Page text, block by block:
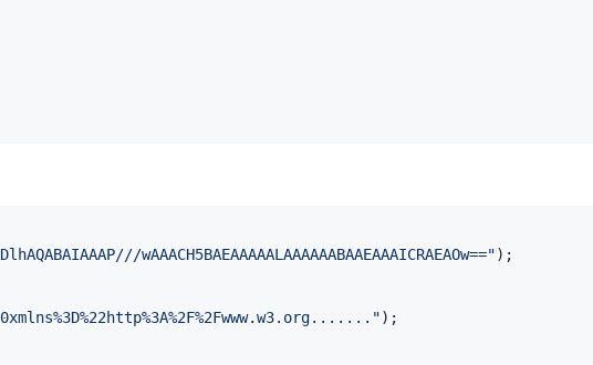
wAAACH5BAEAAAAALAAAAAABAAEAAAICRAEAOw==");
);